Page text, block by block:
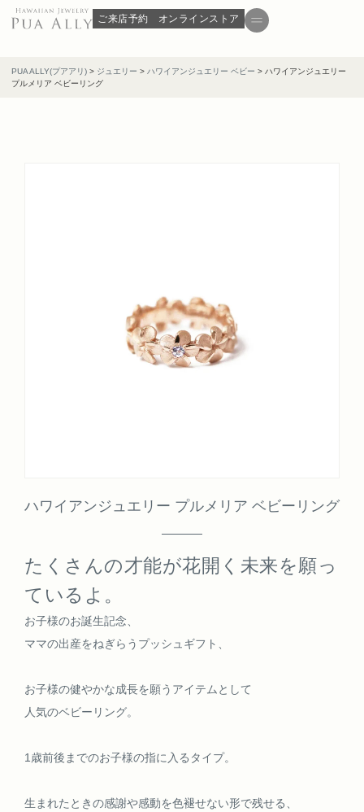
ご来店予約 オンラインストア
PUA ALLY(プアアリ) > ジュエリー > ハワイアンジュエリー ベビー > ハワイアンジュエリー
プルメリア ベビーリング
ハワイアンジュエリー プルメリア ベビーリング
たくさんの才能が花開く未来を願っ
ているよ。
お子様のお誕生記念、
ママの出産をねぎらうプッシュギフト、
お子様の健やかな成長を願うアイテムとして
人気のベビーリング。
1歳前後までのお子様の指に入るタイプ。
生まれたときの感謝や感動を色褪せない形で残せる、